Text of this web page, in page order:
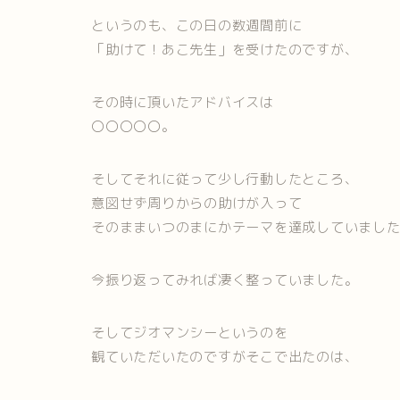
というのも、この日の数週間前に
「助けて！あこ先生」を受けたのですが、
その時に頂いたアドバイスは
〇〇〇〇〇。
そしてそれに従って少し行動したところ、
意図せず周りからの助けが入って
そのままいつのまにかテーマを達成していまし
今振り返ってみれば凄く整っていました。
そしてジオマンシーというのを
観ていただいたのですがそこで出たのは、